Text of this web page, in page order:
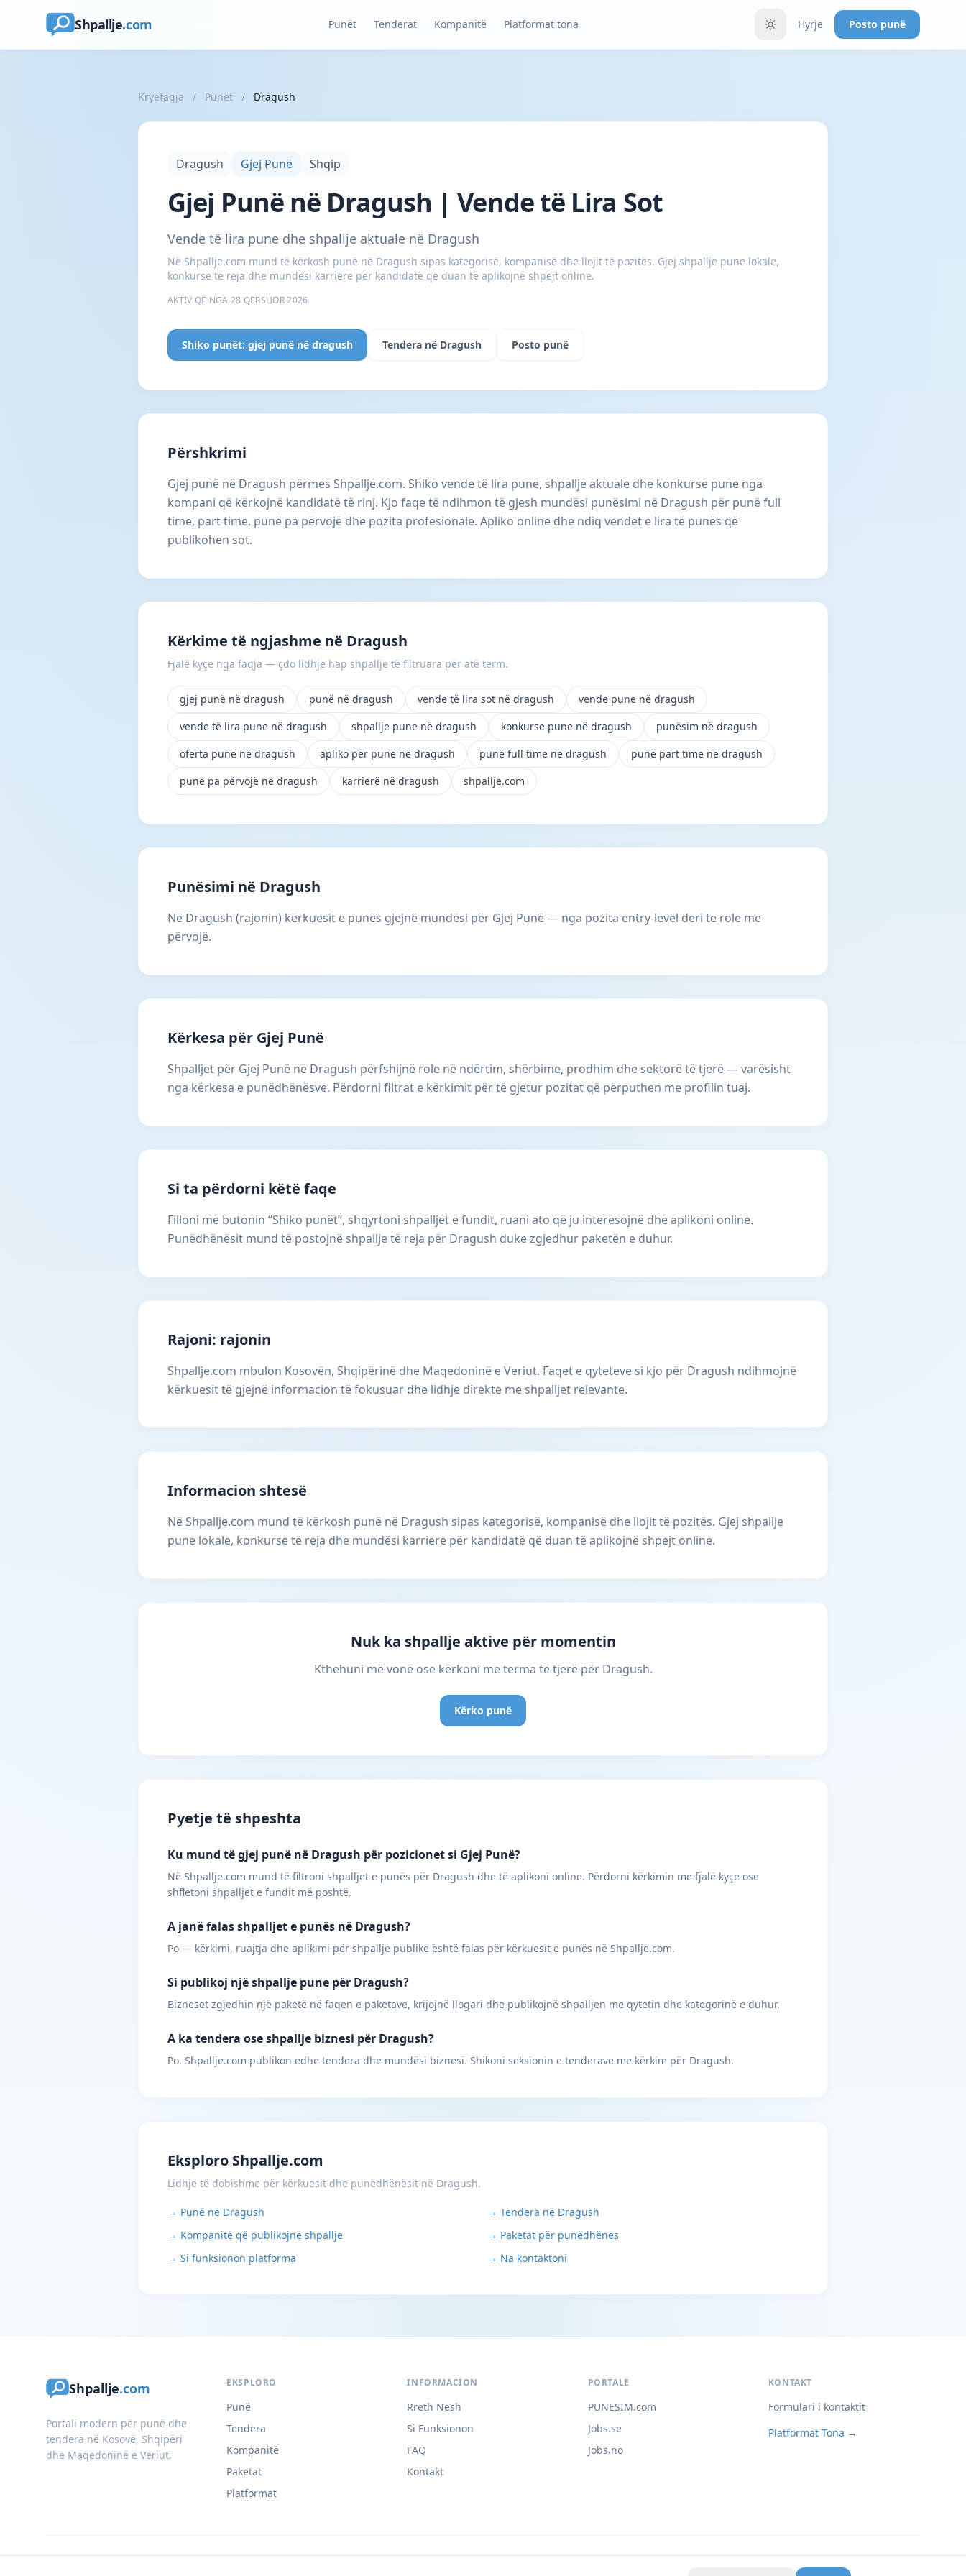
Shpallje.com Punët Tenderat Kompanitë Platformat tona Hyrje Posto punë
Kryefaqja / Punët / Dragush
Dragush Gjej Punë Shqip
Gjej Punë në Dragush | Vende të Lira Sot
Vende të lira pune dhe shpallje aktuale në Dragush
Në Shpallje.com mund të kërkosh punë në Dragush sipas kategorisë, kompanisë dhe llojit të pozitës. Gjej shpallje pune lokale,
konkurse të reja dhe mundësi karriere për kandidatë që duan të aplikojnë shpejt online.
AKTIV QË NGA 28 QERSHOR 2026
Shiko punët: gjej punë në dragush Tendera në Dragush Posto punë
Përshkrimi
Gjej punë në Dragush përmes Shpallje.com. Shiko vende të lira pune, shpallje aktuale dhe konkurse pune nga
kompani që kërkojnë kandidatë të rinj. Kjo faqe të ndihmon të gjesh mundësi punësimi në Dragush për punë full
time, part time, punë pa përvojë dhe pozita profesionale. Apliko online dhe ndiq vendet e lira të punës që
publikohen sot.
Kërkime të ngjashme në Dragush
Fjalë kyçe nga faqja — çdo lidhje hap shpallje të filtruara për atë term.
gjej punë në dragush punë në dragush vende të lira sot në dragush
vende pune në dragush
vende të lira pune në dragush
shpallje pune në dragush konkurse pune në dragush
punësim në dragush
oferta pune në dragush
apliko për punë në dragush punë full time në dragush
punë part time në dragush
punë pa përvojë në dragush
karrierë në dragush shpallje.com
Punësimi në Dragush
Në Dragush (rajonin) kërkuesit e punës gjejnë mundësi për Gjej Punë — nga pozita entry-level deri te role me
përvojë.
Kërkesa për Gjej Punë
Shpalljet për Gjej Punë në Dragush përfshijnë role në ndërtim, shërbime, prodhim dhe sektorë të tjerë — varësisht
nga kërkesa e punëdhënësve. Përdorni filtrat e kërkimit për të gjetur pozitat që përputhen me profilin tuaj.
Si ta përdorni këtë faqe
Filloni me butonin “Shiko punët”, shqyrtoni shpalljet e fundit, ruani ato që ju interesojnë dhe aplikoni online.
Punëdhënësit mund të postojnë shpallje të reja për Dragush duke zgjedhur paketën e duhur.
Rajoni: rajonin
Shpallje.com mbulon Kosovën, Shqipërinë dhe Maqedoninë e Veriut. Faqet e qyteteve si kjo për Dragush ndihmojnë
kërkuesit të gjejnë informacion të fokusuar dhe lidhje direkte me shpalljet relevante.
Informacion shtesë
Në Shpallje.com mund të kërkosh punë në Dragush sipas kategorisë, kompanisë dhe llojit të pozitës. Gjej shpallje
pune lokale, konkurse të reja dhe mundësi karriere për kandidatë që duan të aplikojnë shpejt online.
Nuk ka shpallje aktive për momentin
Kthehuni më vonë ose kërkoni me terma të tjerë për Dragush.
Kërko punë
Pyetje të shpeshta
Ku mund të gjej punë në Dragush për pozicionet si Gjej Punë?
Në Shpallje.com mund të filtroni shpalljet e punës për Dragush dhe të aplikoni online. Përdorni kërkimin me fjalë kyçe ose
shfletoni shpalljet e fundit më poshtë.
A janë falas shpalljet e punës në Dragush?
Po — kërkimi, ruajtja dhe aplikimi për shpallje publike është falas për kërkuesit e punës në Shpallje.com.
Si publikoj një shpallje pune për Dragush?
Bizneset zgjedhin një paketë në faqen e paketave, krijojnë llogari dhe publikojnë shpalljen me qytetin dhe kategorinë e duhur.
A ka tendera ose shpallje biznesi për Dragush?
Po. Shpallje.com publikon edhe tendera dhe mundësi biznesi. Shikoni seksionin e tenderave me kërkim për Dragush.
Eksploro Shpallje.com
Lidhje të dobishme për kërkuesit dhe punëdhënësit në Dragush.
→ Punë në Dragush
→ Tendera në Dragush
→ Kompanitë që publikojnë shpallje
→ Paketat për punëdhënës
→ Si funksionon platforma
→ Na kontaktoni
Shpallje.com
Portali modern për punë dhe
tendera në Kosovë, Shqipëri
dhe Maqedoninë e Veriut.
EKSPLORO
Punë
Tendera
Kompanitë
Paketat
Platformat
INFORMACION
Rreth Nesh
Si Funksionon
FAQ
Kontakt
PORTALE
PUNESIM.com
Jobs.se
Jobs.no
KONTAKT
Formulari i kontaktit
Platformat Tona →